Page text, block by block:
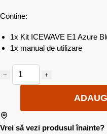
Contine:
1x Kit ICEWAVE E1 Azure
1x manual de utilizare
− +
Vrei să vezi produsul înainte?